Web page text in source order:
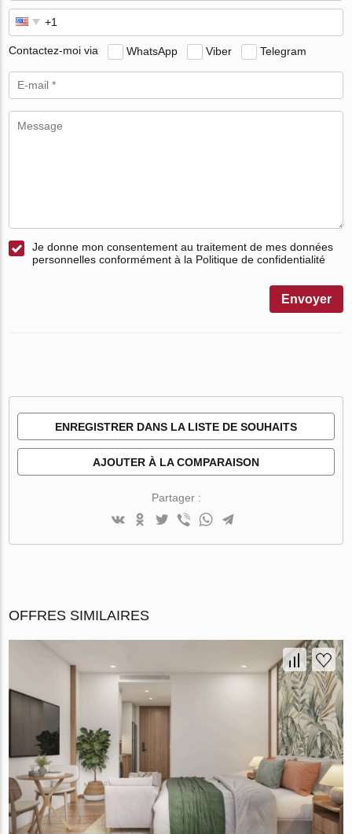
Contactez-moi via WhatsApp Viber Telegram
Je donne mon consentement au traitement de mes données
personnelles conformément à la Politique de confidentialité
Envoyer
ENREGISTRER DANS LA LISTE DE SOUHAITS
AJOUTER À LA COMPARAISON
Partager :
OFFRES SIMILAIRES